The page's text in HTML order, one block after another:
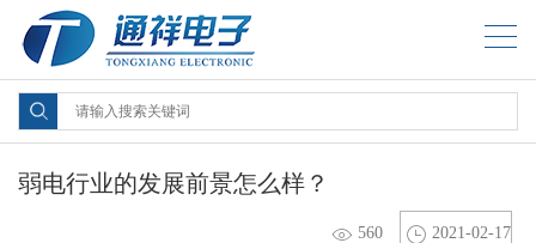
弱电行业的发展前景怎么样？
560 2021-02-17